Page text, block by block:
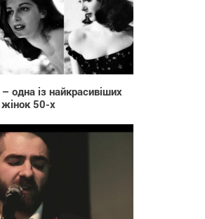
357
одна із найкрасивіших
жінок 50-х